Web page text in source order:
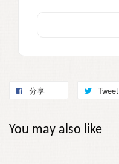
分享 Tweet
You may also like